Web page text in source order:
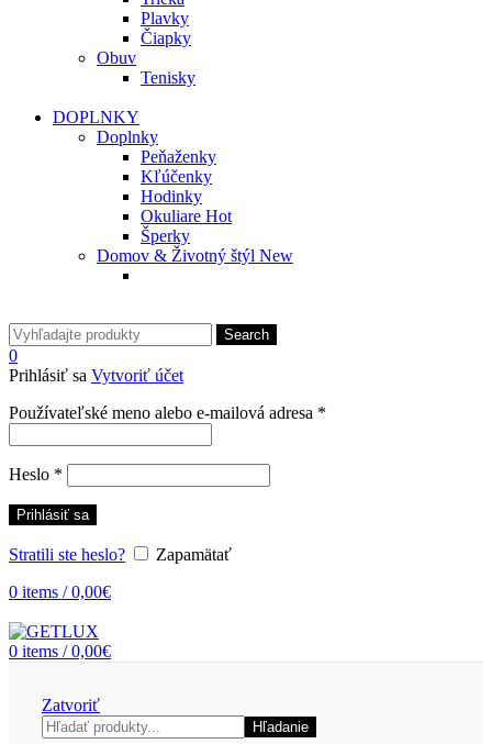
Plavky
Čiapky
Obuv
Tenisky
DOPLNKY
Doplnky
Peňaženky
Kľúčenky
Hodinky
Okuliare Hot
Šperky
Domov & Životný štýl New
Search
0
Prihlásiť sa Vytvoriť účet
Používateľské meno alebo e-mailová adresa *
Heslo *
Prihlásiť sa
Stratili ste heslo?
Zapamätať
0 items / 0,00€
0 items / 0,00€
Zatvoriť
Hľadať
Hľadanie